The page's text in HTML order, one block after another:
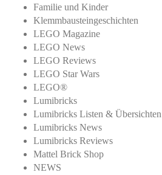
Familie und Kinder
Klemmbausteingeschichten
LEGO Magazine
LEGO News
LEGO Reviews
LEGO Star Wars
LEGO®
Lumibricks
Lumibricks Listen & Übersichten
Lumibricks News
Lumibricks Reviews
Mattel Brick Shop
NEWS